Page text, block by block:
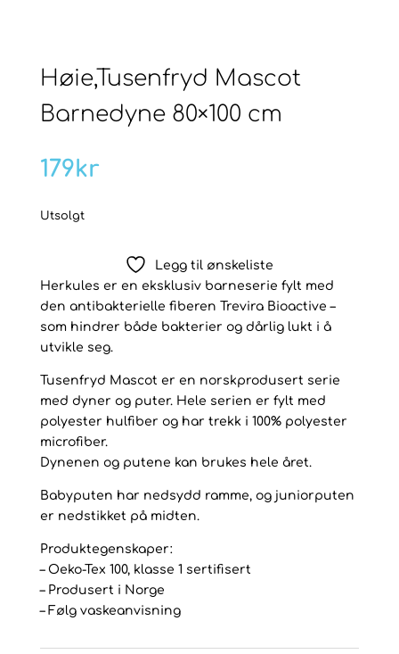
Høie,Tusenfryd Mascot
Barnedyne 80×100 cm
179kr
Utsolgt
Legg til ønskeliste
Herkules er en eksklusiv barneserie fylt med
den antibakterielle fiberen Trevira Bioactive –
som hindrer både bakterier og dårlig lukt i å
utvikle seg.
Tusenfryd Mascot er en norskprodusert serie
med dyner og puter. Hele serien er fylt med
polyester hulfiber og har trekk i 100% polyester
microfiber.
Dynenen og putene kan brukes hele året.
Babyputen har nedsydd ramme, og juniorputen
er nedstikket på midten.
Produktegenskaper:
– Oeko-Tex 100, klasse 1 sertifisert
– Produsert i Norge
– Følg vaskeanvisning